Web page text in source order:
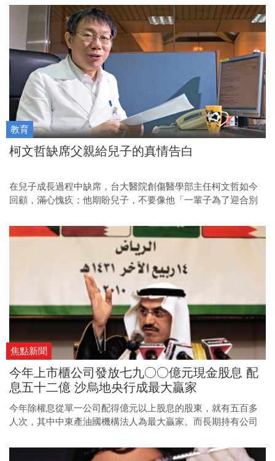
人質疑的眼光，也只會轉化成激勵的力量。
教育
柯文哲缺席父親給兒子的真情告白
在兒子成長過程中缺席，台大醫院創傷醫學部主任柯文哲如今
回顧，滿心愧疚；他期盼兒子，不要像他「一輩子為了迎合別
焦點新聞
今年上市櫃公司發放七九○○億元現金股息 配
息五十二億 沙烏地央行成最大贏家
今年除權息從單一公司配得億元以上股息的股東，就有五百多
人次，其中中東產油國機構法人為最大贏家。而長期持有公司
的就是王永在、王雪紅夫婦和林百里。